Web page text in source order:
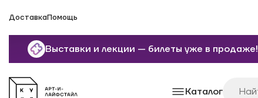
ДоставкаПомощь
Выставки и лекции — билеты уже в продаже!
Каталог